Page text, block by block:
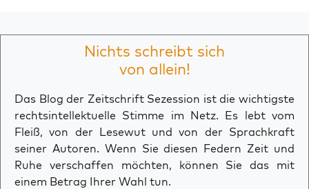
Nichts schreibt sich
von allein!
Das Blog der Zeitschrift Sezession ist die wichtigste
rechtsintellektuelle Stimme im Netz. Es lebt vom
Fleiß, von der Lesewut und von der Sprachkraft
seiner Autoren. Wenn Sie diesen Federn Zeit und
Ruhe verschaffen möchten, können Sie das mit
einem Betrag Ihrer Wahl tun.